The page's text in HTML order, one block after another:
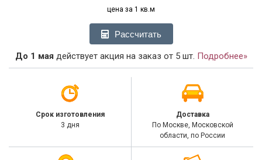
цена за 1 кв.м
Рассчитать
До 1 мая действует акция на заказ от 5 шт. Подробнее»
Срок изготовления
3 дня
Доставка
По Москве, Московской
области, по России